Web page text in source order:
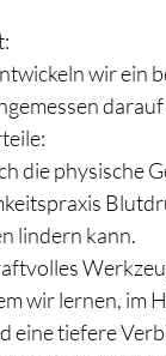
wir ein
die physische
lindern kann.
wir lernen, im
eine tiefere